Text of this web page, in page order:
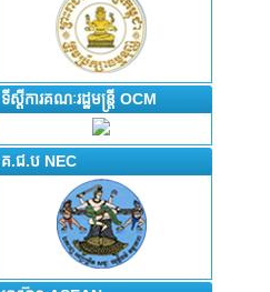
ទីស្តីការគណៈរដ្ឋមន្រ្តី OCM
គ.ជ.ប NEC